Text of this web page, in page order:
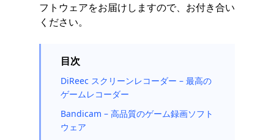
フトウェアをお届けしますので、お付き合い
ください。
目次
DiReec スクリーンレコーダー – 最高の
ゲームレコーダー
Bandicam – 高品質のゲーム録画ソフト
ウェア